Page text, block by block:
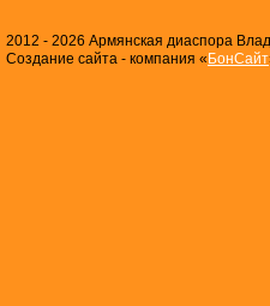
2012 - 2026 Армянская диаспора
Создание сайта - компания «БонСайт